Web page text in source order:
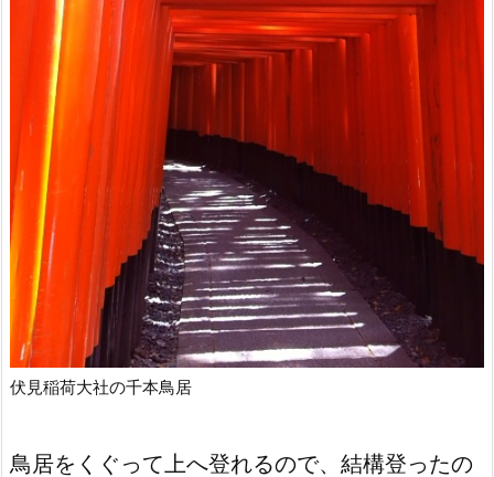
伏見稲荷大社の千本鳥居
鳥居をくぐって上へ登れるので、結構登ったの